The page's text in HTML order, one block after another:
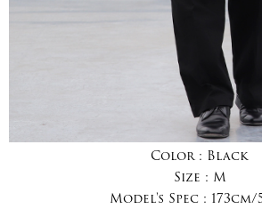
Color : Black
Size : M
Model's Spec :